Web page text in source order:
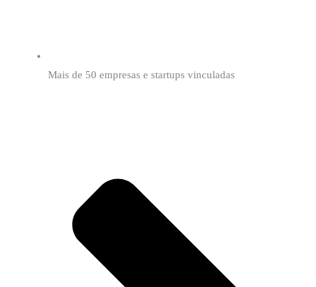
Mais de 50 empresas e startups vinculadas